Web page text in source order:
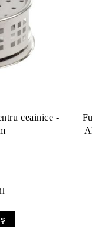
ceainice -